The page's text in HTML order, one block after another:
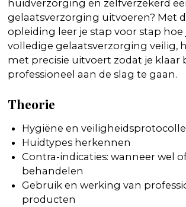
huidverzorging en zelfverzekerd
gelaatsverzorging uitvoeren? Met
opleiding leer je stap voor stap hoe
volledige gelaatsverzorging veilig,
met precisie uitvoert zodat je klaar
professioneel aan de slag te gaan.
Theorie
Hygiëne en
Huidtypes herkennen
Contra-indicaties: wanneer wel
behandelen
Gebruik en werking van
producten